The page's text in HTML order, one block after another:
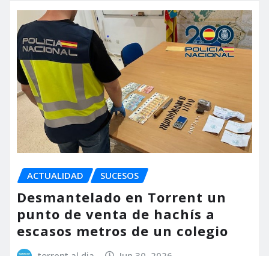
ACTUALIDAD SUCESOS
Desmantelado en Torrent un
punto de venta de hachís a
escasos metros de un colegio